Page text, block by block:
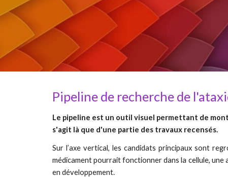
Pipeline de recherche de
Le pipeline est un outil visuel permettant de
s'agit là que d'une partie des travaux recensés.
Sur l’axe vertical, les candidats principaux sont
médicament pourrait fonctionner dans la cellule,
en développement.